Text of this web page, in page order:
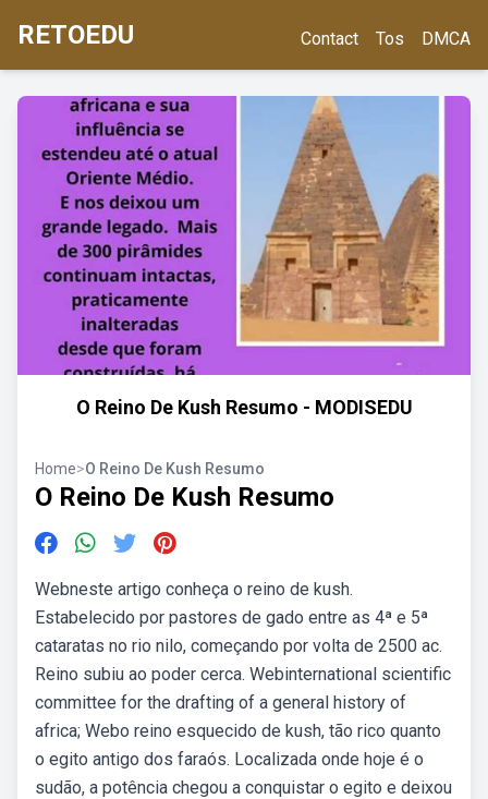
RETOEDU Contact Tos DMCA
O Reino De Kush Resumo - MODISEDU
Home>O Reino De Kush Resumo
O Reino De Kush Resumo
Webneste artigo conheça o reino de kush.
Estabelecido por pastores de gado entre as 4ª e 5ª
cataratas no rio nilo, começando por volta de 2500 ac.
Reino subiu ao poder cerca. Webinternational scientific
committee for the drafting of a general history of
africa; Webo reino esquecido de kush, tão rico quanto
o egito antigo dos faraós. Localizada onde hoje é o
sudão, a potência chegou a conquistar o egito e deixou